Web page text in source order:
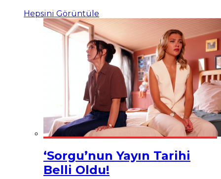
Hepsini Görüntüle
‘Sorgu’nun Yayın Tarihi
Belli Oldu!